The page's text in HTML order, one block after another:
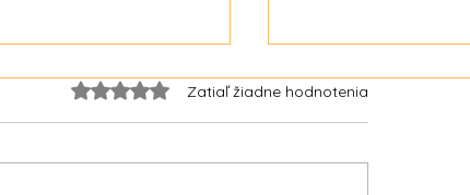
Hodnotenie 0 z 5 hviezdičiek.
Zatiaľ žiadne hodnotenia